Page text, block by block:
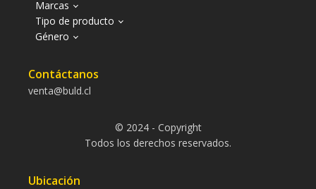
Marcas
Tipo de producto
Género
Contáctanos
venta@buld.cl
© 2024 - Copyright
Todos los derechos reservados.
Ubicación